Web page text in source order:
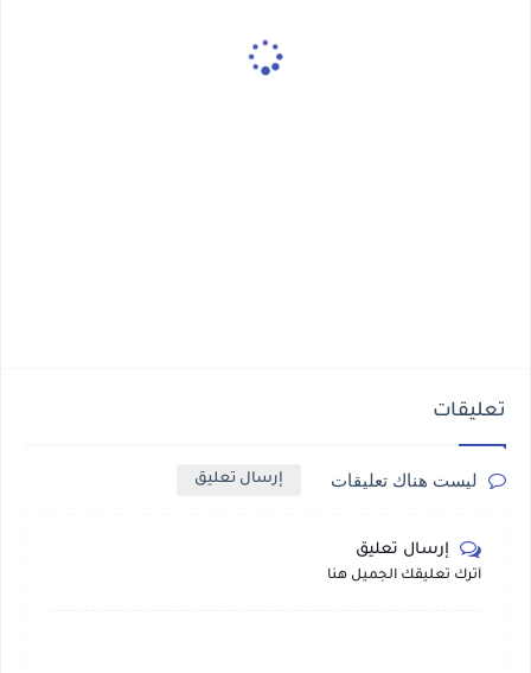
تعليقات
ليست هناك تعليقات إرسال تعليق
إرسال تعليق
أترك تعليقك الجميل هنا